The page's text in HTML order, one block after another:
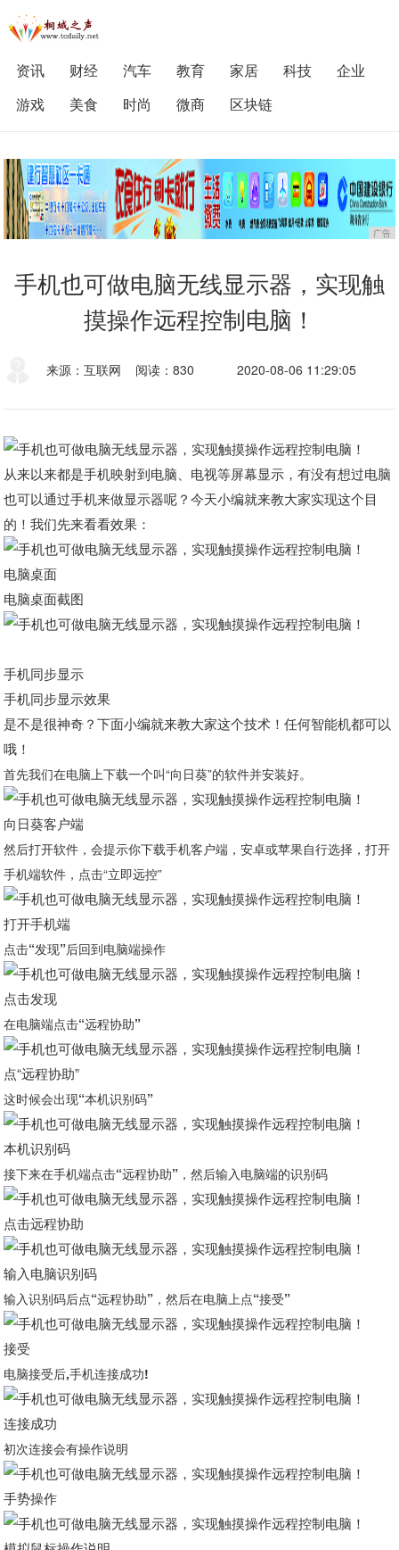
资讯 财经 汽车 教育 家居 科技
企业
游戏
美食 时尚 微商 区块链
广告
手机也可做电脑无线显示器，实现触
摸操作远程控制电脑！
来源：互联网 阅读：830 2020-08-06 11:29:05
从来以来都是手机映射到电脑、电视等屏幕显示，有没有想过电脑
也可以通过手机来做显示器呢？今天小编就来教大家实现这个目
的！我们先来看看效果：
电脑桌面
电脑桌面截图
手机同步显示
手机同步显示效果
是不是很神奇？下面小编就来教大家这个技术！任何智能机都可以
哦！
首先我们在电脑上下载一个叫“向日葵”的软件并安装好。
向日葵客户端
然后打开软件，会提示你下载手机客户端，安卓或苹果自行选择，打开
手机端软件，点击“立即远控”
打开手机端
点击“发现”后回到电脑端操作
点击发现
在电脑端点击“远程协助”
点“远程协助”
这时候会出现“本机识别码”
本机识别码
接下来在手机端点击“远程协助”，然后输入电脑端的识别码
点击远程协助
输入电脑识别码
输入识别码后点“远程协助”，然后在电脑上点“接受”
接受
电脑接受后,手机连接成功!
连接成功
初次连接会有操作说明
手势操作